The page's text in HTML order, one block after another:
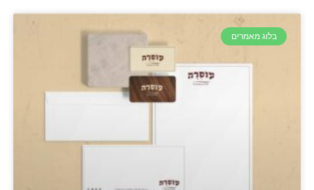
בלוג מאמרים